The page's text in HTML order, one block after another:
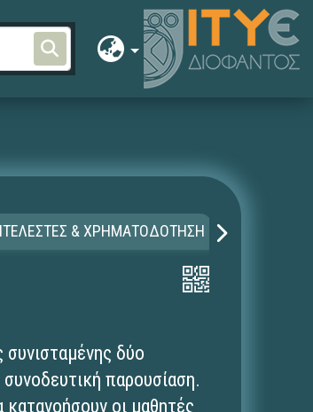
& ΧΡΗΜΑΤΟΔΟΤΗΣΗ
δύο
παρουσίαση.
κατανοήσουν οι μαθητές